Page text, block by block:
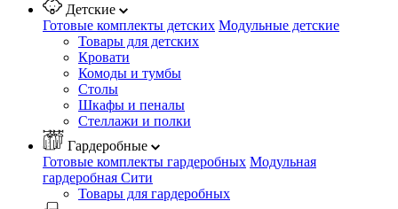
Детские
Готовые комплекты детских Модульные детские
Товары для детских
Кровати
Комоды и тумбы
Столы
Шкафы и пеналы
Стеллажи и полки
Гардеробные
Готовые комплекты гардеробных Модульная
гардеробная Сити
Товары для гардеробных